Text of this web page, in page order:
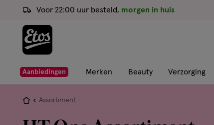
ga
de
hoofd
ga
naar
de
ga
Voor 22:00 uur besteld, morgen in huis
Aanbiedingen Merken Beauty Verzorging
Je
Assortiment